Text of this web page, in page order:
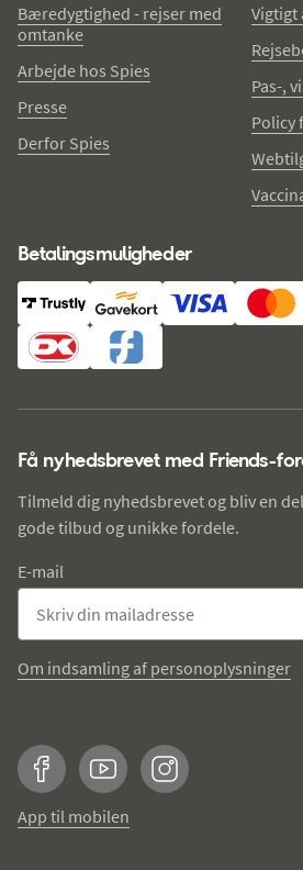
Bæredygtighed - rejser med
omtanke
Arbejde hos Spies
Presse
Derfor Spies
Vigtigt
Pas-,
Policy
Betalingsmuligheder
Få nyhedsbrevet med Friends-
Tilmeld dig nyhedsbrevet og bliv en
gode tilbud og unikke fordele.
E-mail
Om indsamling af personoplysninger
FacebookYouTubeInstagram
App til mobilen